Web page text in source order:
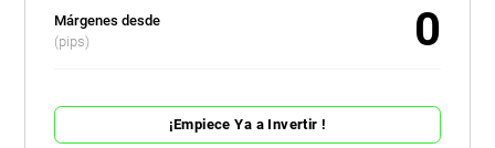
Márgenes desde
(pips)
0
¡Empiece Ya a Invertir !